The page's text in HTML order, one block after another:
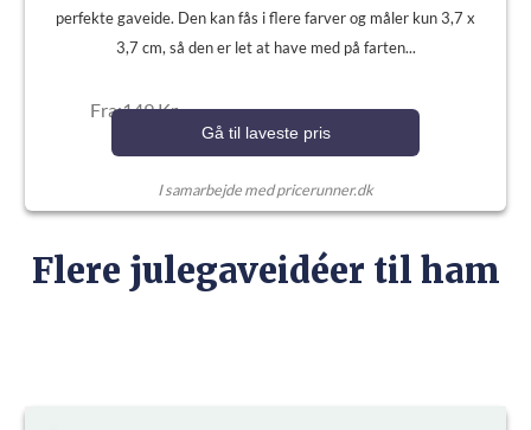
perfekte gaveide. Den kan fås i flere farver og måler kun 3,7 x
3,7 cm, så den er let at have med på farten...
Fra:149 Kr.
Gå til laveste pris
I samarbejde med pricerunner.dk
Flere julegaveidéer til ham